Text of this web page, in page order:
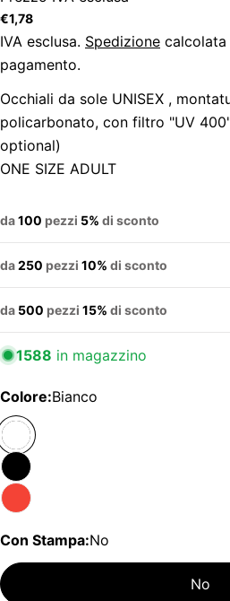
Prezzo
regolare
€1,78
IVA esclusa. Spedizione calcolata
pagamento.
Occhiali da sole UNISEX ,
policarbonato, con filtro "UV
optional)
ONE SIZE ADULT
da100 pezzi 5% di sconto
da250 pezzi 10% di sconto
da 500 pezzi 15% di sconto
1588 in magazzino
Colore:Bianco
Con Stampa:No
No